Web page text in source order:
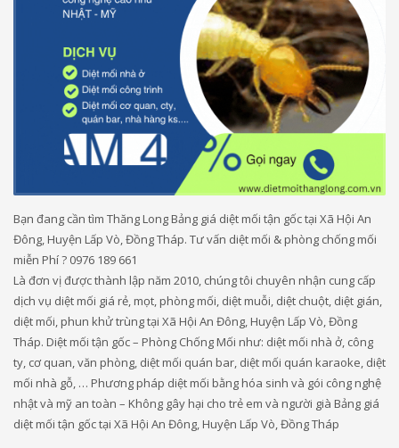
Bạn đang cần tìm Thăng Long Bảng giá diệt mối tận gốc tại Xã Hội An
Đông, Huyện Lấp Vò, Đồng Tháp. Tư vấn diệt mối & phòng chống mối
miễn Phí ? 0976 189 661
Là đơn vị được thành lập năm 2010, chúng tôi chuyên nhận cung cấp
dịch vụ diệt mối giá rẻ, mọt, phòng mối, diệt muỗi, diệt chuột, diệt gián,
diệt mối, phun khử trùng tại Xã Hội An Đông, Huyện Lấp Vò, Đồng
Tháp. Diệt mối tận gốc – Phòng Chống Mối như: diệt mối nhà ở, công
ty, cơ quan, văn phòng, diệt mối quán bar, diệt mối quán karaoke, diệt
mối nhà gỗ, … Phương pháp diệt mối bằng hóa sinh và gói công nghệ
nhật và mỹ an toàn – Không gây hại cho trẻ em và người già Bảng giá
diệt mối tận gốc tại Xã Hội An Đông, Huyện Lấp Vò, Đồng Tháp